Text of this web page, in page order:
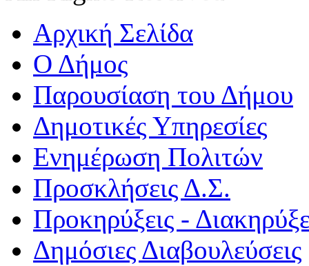
Αρχική Σελίδα
Ο Δήμος
Παρουσίαση του Δήμου
Δημοτικές Υπηρεσίες
Ενημέρωση Πολιτών
Προσκλήσεις Δ.Σ.
Προκηρύξεις -
Δημόσιες Διαβουλεύσεις